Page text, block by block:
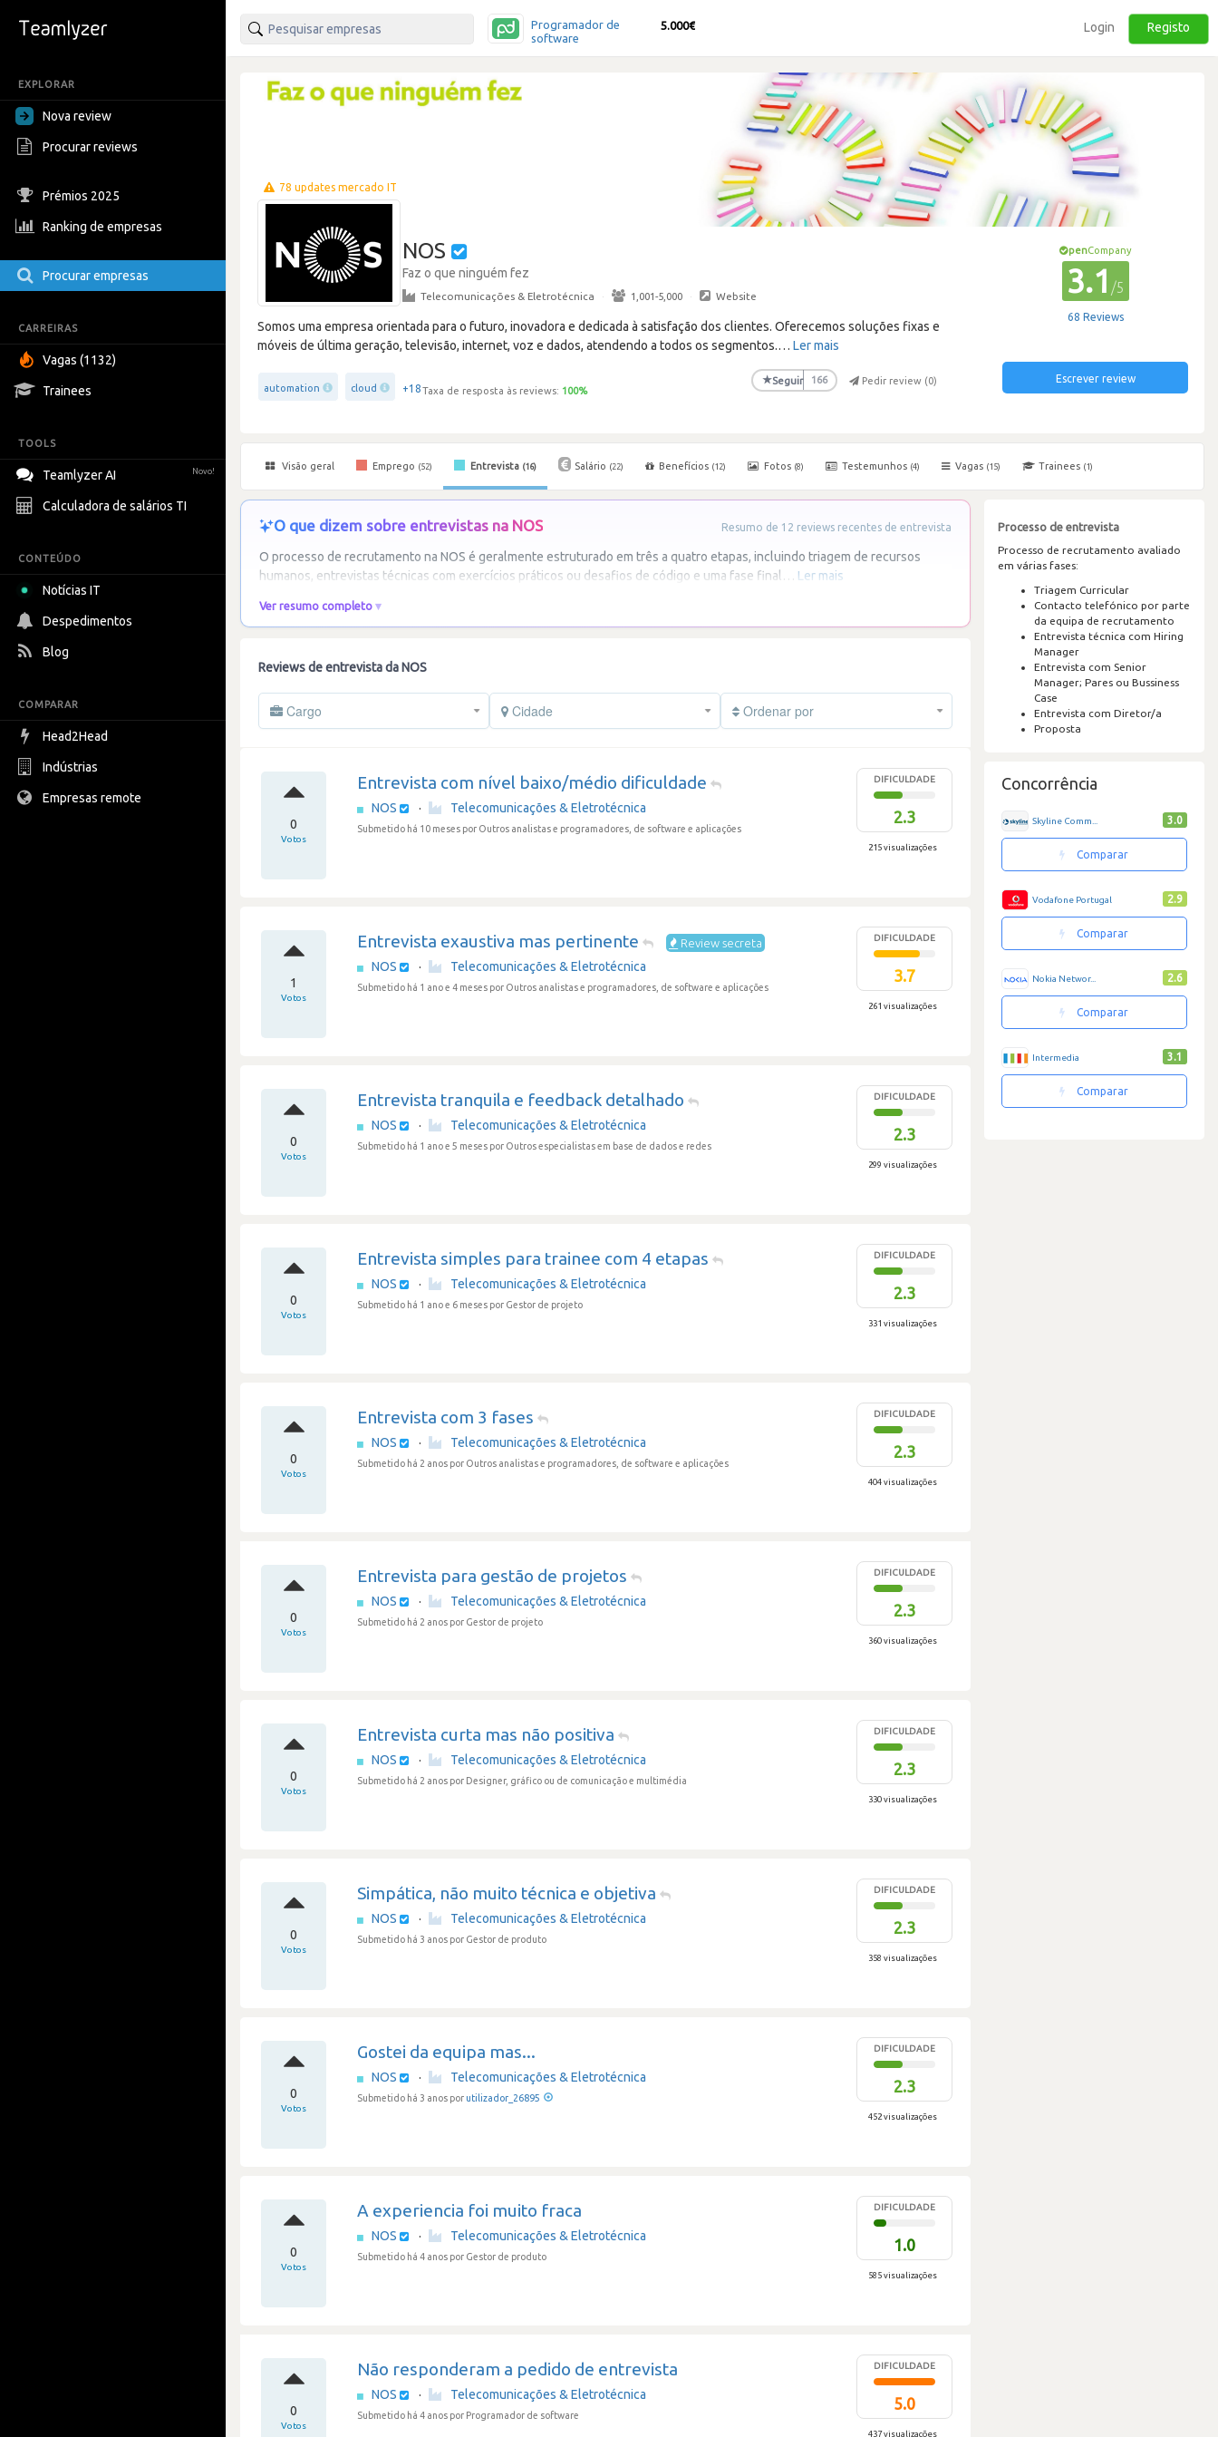
EXPLORAR
Nova review
Procurar reviews
Prémios 2025
Ranking de empresas
Procurar empresas
CARREIRAS
Vagas (1132)
Trainees
TOOLS
Teamlyzer AI Novo!
Calculadora de salários TI
CONTEÚDO
Notícias IT
Despedimentos
Blog
COMPARAR
Head2Head
Indústrias
Empresas remote
Programador de
software
5.000€ Login Registo
78 updates mercado IT
NOS
Faz o que ninguém fez
Telecomunicações & Eletrotécnica · 1,001-5,000 · Website
Somos uma empresa orientada para o futuro, inovadora e dedicada à satisfação dos clientes. Oferecemos soluções fixas e
móveis de última geração, televisão, internet, voz e dados, atendendo a todos os segmentos.… Ler mais
automation cloud +18Taxa de resposta às reviews: 100%
★Seguir 166 Pedir review (0)
penCompany
3.1 /5
68 Reviews
Escrever review
Visão geral Emprego (52) Entrevista (16) Salário (22) Benefícios (12) Fotos (8) Testemunhos (4) Vagas (15) Trainees (1)
O que dizem sobre entrevistas na NOS Resumo de 12 reviews recentes de entrevista
O processo de recrutamento na NOS é geralmente estruturado em três a quatro etapas, incluindo triagem de recursos
humanos, entrevistas técnicas com exercícios práticos ou desafios de código e uma fase final … Ler mais
Ver resumo completo
Reviews de entrevista da NOS
Cargo Cidade Ordenar por
0
Votos
Entrevista com nível baixo/médio dificuldade
NOS · Telecomunicações & Eletrotécnica
Submetido há 10 meses por Outros analistas e programadores, de software e aplicações
DIFICULDADE
2.3
215 visualizações
1
Votos
Entrevista exaustiva mas pertinente Review secreta
NOS · Telecomunicações & Eletrotécnica
Submetido há 1 ano e 4 meses por Outros analistas e programadores, de software e aplicações
DIFICULDADE
3.7
261 visualizações
0
Votos
Entrevista tranquila e feedback detalhado
NOS · Telecomunicações & Eletrotécnica
Submetido há 1 ano e 5 meses por Outros especialistas em base de dados e redes
DIFICULDADE
2.3
299 visualizações
0
Votos
Entrevista simples para trainee com 4 etapas
NOS · Telecomunicações & Eletrotécnica
Submetido há 1 ano e 6 meses por Gestor de projeto
DIFICULDADE
2.3
331 visualizações
0
Votos
Entrevista com 3 fases
NOS · Telecomunicações & Eletrotécnica
Submetido há 2 anos por Outros analistas e programadores, de software e aplicações
DIFICULDADE
2.3
404 visualizações
0
Votos
Entrevista para gestão de projetos
NOS · Telecomunicações & Eletrotécnica
Submetido há 2 anos por Gestor de projeto
DIFICULDADE
2.3
360 visualizações
0
Votos
Entrevista curta mas não positiva
NOS · Telecomunicações & Eletrotécnica
Submetido há 2 anos por Designer, gráfico ou de comunicação e multimédia
DIFICULDADE
2.3
330 visualizações
0
Votos
Simpática, não muito técnica e objetiva
NOS · Telecomunicações & Eletrotécnica
Submetido há 3 anos por Gestor de produto
DIFICULDADE
2.3
358 visualizações
0
Votos
Gostei da equipa mas...
NOS · Telecomunicações & Eletrotécnica
Submetido há 3 anos por utilizador_26895
DIFICULDADE
2.3
452 visualizações
0
Votos
A experiencia foi muito fraca
NOS · Telecomunicações & Eletrotécnica
Submetido há 4 anos por Gestor de produto
DIFICULDADE
1.0
585 visualizações
0
Votos
Não responderam a pedido de entrevista
NOS · Telecomunicações & Eletrotécnica
Submetido há 4 anos por Programador de software
DIFICULDADE
5.0
437 visualizações
Processo de entrevista
Processo de recrutamento avaliado
em várias fases:
Triagem Curricular
Contacto telefónico por parte
da equipa de recrutamento
Entrevista técnica com Hiring
Manager
Entrevista com Senior
Manager; Pares ou Bussiness
Case
Entrevista com Diretor/a
Proposta
Concorrência
Skyline Comm... 3.0
Comparar
Vodafone Portugal 2.9
Comparar
Nokia Networ... 2.6
Comparar
Intermedia 3.1
Comparar